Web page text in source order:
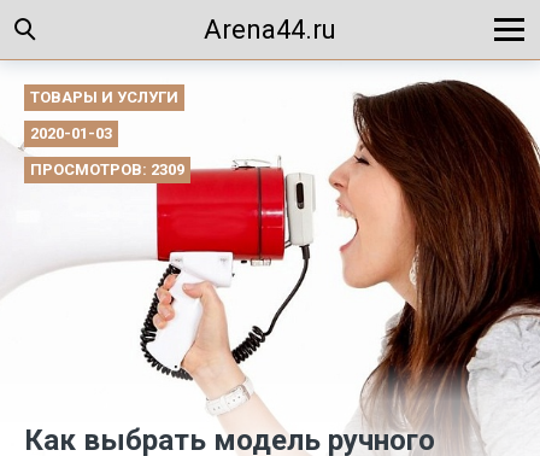
Arena44.ru
ТОВАРЫ И УСЛУГИ
2020-01-03
ПРОСМОТРОВ: 2309
Как выбрать модель ручного